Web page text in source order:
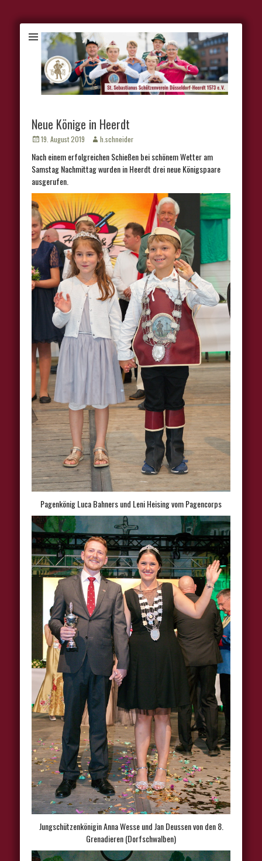
Neue Könige in Heerdt
Veröffentlicht
19. August 2019 Autorh.schneider
Nach einem erfolgreichen Schießen bei schönem Wetter am
Samstag Nachmittag wurden in Heerdt drei neue Königspaare
ausgerufen.
Pagenkönig Luca Bahners und Leni Heising vom Pagencorps
Jungschützenkönigin Anna Wesse und Jan Deussen von den 8.
Grenadieren (Dorfschwalben)